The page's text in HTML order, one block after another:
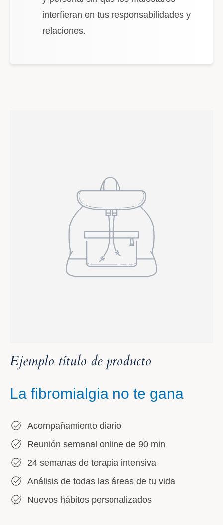
interfieran en tus responsabilidades y
relaciones.
Ejemplo título de producto
La fibromialgia no te gana
Acompañamiento diario
Reunión semanal online de 90 min
24 semanas de terapia intensiva
Análisis de todas las áreas de tu vida
Nuevos hábitos personalizados